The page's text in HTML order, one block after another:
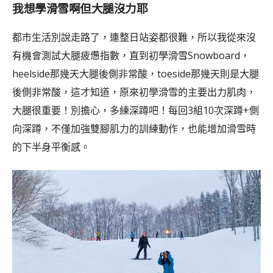
我想學滑雪啊但大腿沒力耶
都市生活別說走路了，連整日站姿都很難，所以我從來沒
有機會測試大腿疲憊指數，直到初學滑雪Snowboard，
heelside那幾天大腿後側非常酸，toeside那幾天則是大腿
後側非常酸，這才知道，原來初學滑雪的主要出力肌肉，
大腿很重要！別擔心，多練深蹲吧！每回3組10次深蹲+側
向深蹲，不僅加強雙腳肌力的訓練動作，也能增加滑雪時
的下半身平衡感。